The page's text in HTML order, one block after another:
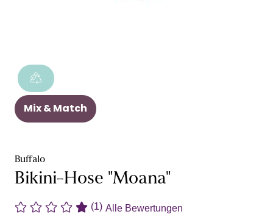
Mix & Match
Buffalo
Bikini-Hose "Moana"
(1) Alle Bewertungen